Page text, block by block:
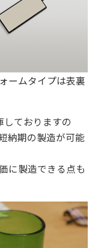
ームタイプは表裏
ておりますの
納期の製造が可能
に製造できる点も